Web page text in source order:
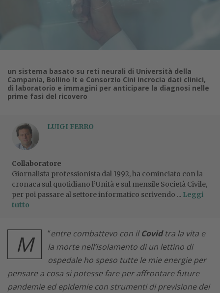
un sistema basato su reti neurali di Università della
Campania, Bollino It e Consorzio Cini incrocia dati clinici,
di laboratorio e immagini per anticipare la diagnosi nelle
prime fasi del ricovero
LUIGI FERRO
Collaboratore
Giornalista professionista dal 1992, ha cominciato con la
cronaca sul quotidiano l’Unità e sul mensile Società Civile,
per poi passare al settore informatico scrivendo ... Leggi
tutto
“
M entre combattevo con ilCovidtra la vita e
la morte nell’isolamento di un lettino di
ospedale ho speso tutte le mie energie per
pensare a cosa si potesse fare per affrontare future
pandemie ed epidemie con strumenti di previsione dei